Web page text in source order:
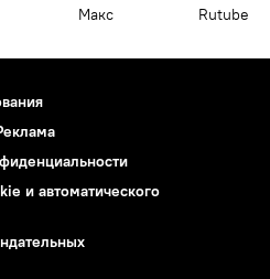
Макс Rutube
и автоматического